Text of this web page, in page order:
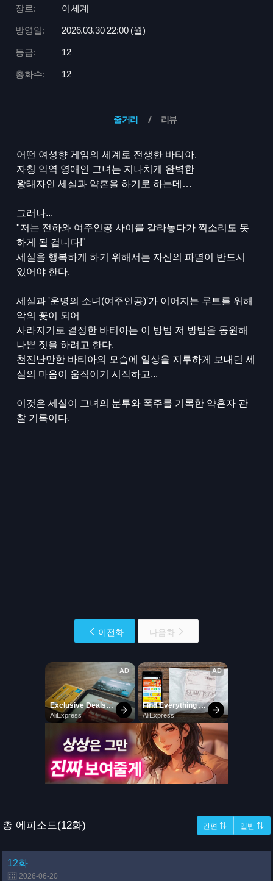
장르: 이세계
방영일: 2026.03.30 22:00 (월)
등급: 12
총화수: 12
줄거리 리뷰
어떤 여성향 게임의 세계로 전생한 바티아.
자칭 악역 영애인 그녀는 지나치게 완벽한
왕태자인 세실과 약혼을 하기로 하는데…
그러나...
"저는 전하와 여주인공 사이를 갈라놓다가 찍소리도 못
하게 될 겁니다!"
세실을 행복하게 하기 위해서는 자신의 파멸이 반드시
있어야 한다.
세실과 '운명의 소녀(여주인공)'가 이어지는 루트를 위해
악의 꽃이 되어
사라지기로 결정한 바티아는 이 방법 저 방법을 동원해
나쁜 짓을 하려고 한다.
천진난만한 바티아의 모습에 일상을 지루하게 보내던 세
실의 마음이 움직이기 시작하고...
이것은 세실이 그녀의 분투와 폭주를 기록한 약혼자 관
찰 기록이다.
이전화 다음화
총 에피소드(12화) 간편 ⇅ 일반 ⇅
12화
2026-06-20